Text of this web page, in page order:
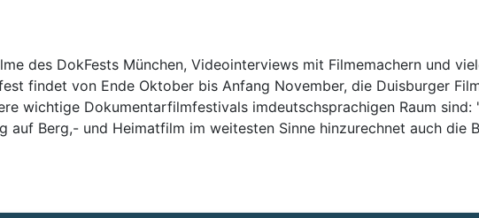
des DokFests München, Videointerviews mit Filmemachern und
findet von Ende Oktober bis Anfang November, die Duisburger
wichtige Dokumentarfilmfestivals imdeutschsprachigen Raum sind:
Berg,- und Heimatfilm im weitesten Sinne hinzurechnet auch die